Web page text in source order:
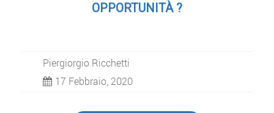
OPPORTUNITÀ ?
Piergiorgio Ricchetti
17 Febbraio, 2020